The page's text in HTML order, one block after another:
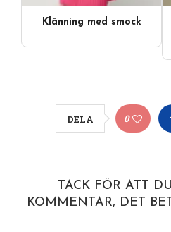
Klänning med smock
DELA 0
TACK FÖR ATT
KOMMENTAR, DET